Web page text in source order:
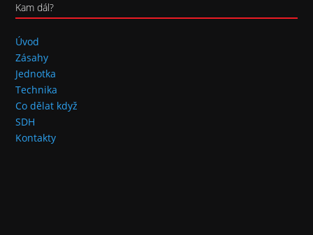
Kam dál?
Úvod
Zásahy
Jednotka
Technika
Co dělat když
SDH
Kontakty